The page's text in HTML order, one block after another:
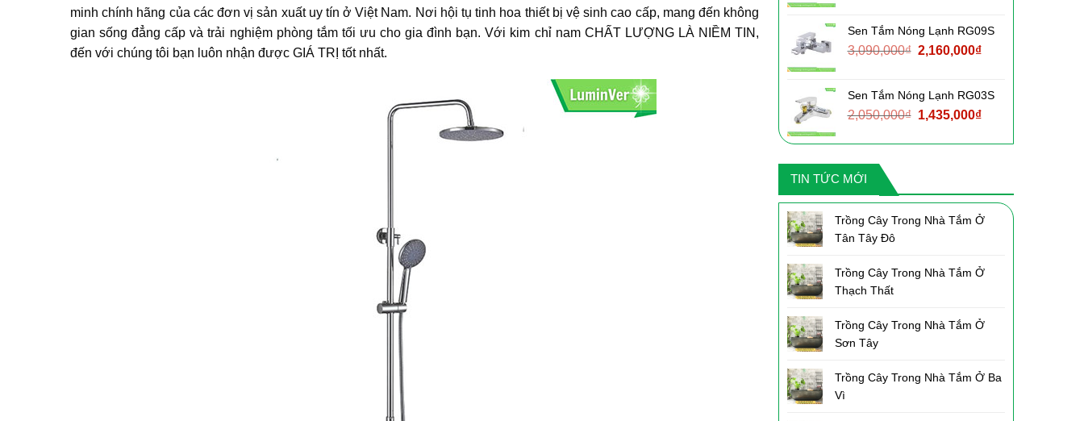
2,760,000₫.là:
1,930,000₫.
Sen Tắm Nóng Lạnh RG09S
3,090,000₫ Giá
3,090,000₫.
2,160,000₫Giá
là:
2,160,000₫.
Sen Tắm Nóng Lạnh RG03S
2,050,000₫ Giá
là:
1,435,000₫Giá
tại
TIN TỨC MỚI
Trồng Cây Trong Nhà Tắm Ở
Tân Tây Đô
Trồng Cây Trong Nhà Tắm Ở
Thạch Thất
Trồng Cây Trong Nhà Tắm Ở
Sơn Tây
Trồng Cây Trong Nhà Tắm Ở Ba
Vì
minh chính hãng của các đơn vị sản xuất uy tín ở Việt Nam. Nơi hội tụ tinh hoa thiết bị vệ sinh cao cấp, mang đến không
gian sống đẳng cấp và trải nghiệm phòng tắm tối ưu cho gia đình bạn. Với kim chỉ nam CHẤT LƯỢNG LÀ NIỀM TIN,
đến với chúng tôi bạn luôn nhận được GIÁ TRỊ tốt nhất.